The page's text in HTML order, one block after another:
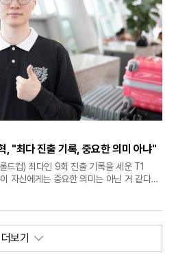
, "최다 진출 기록, 중요한 의미 아냐"
드컵) 최다인 9회 진출 기록을 세운 T1
자신에게는 중요한 의미는 아닌 거 같다고
일 베를린 라이엇 게임즈 아레나에서
지 1라운드서 LPL 2번 시드인 TES를
도전자 입장이 된 거 같다"라며 "롤드컵
서는 중요한 의미는 아니다. 가장 중요한
다. TES와의 대결에 대해선 "스위스
더보기